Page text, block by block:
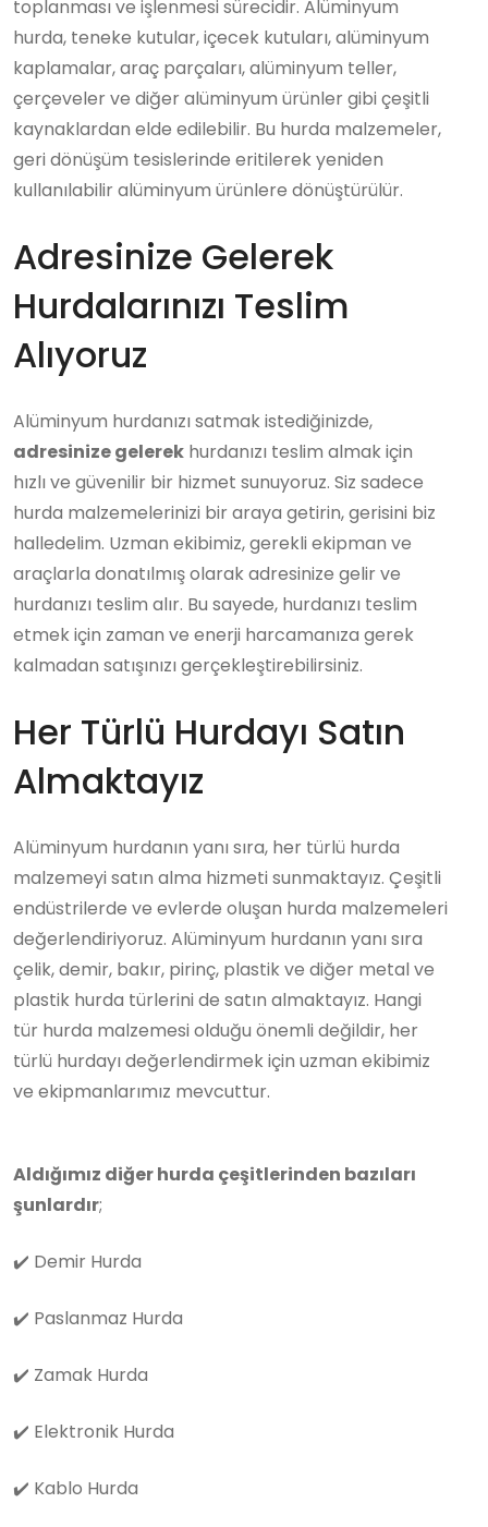
toplanması ve işlenmesi sürecidir. Alüminyum
hurda, teneke kutular, içecek kutuları, alüminyum
kaplamalar, araç parçaları, alüminyum teller,
çerçeveler ve diğer alüminyum ürünler gibi çeşitli
kaynaklardan elde edilebilir. Bu hurda malzemeler,
geri dönüşüm tesislerinde eritilerek yeniden
kullanılabilir alüminyum ürünlere dönüştürülür.
Adresinize Gelerek
Hurdalarınızı Teslim
Alıyoruz
Alüminyum hurdanızı satmak istediğinizde,
adresinize gelerek hurdanızı teslim almak için
hızlı ve güvenilir bir hizmet sunuyoruz. Siz sadece
hurda malzemelerinizi bir araya getirin, gerisini biz
halledelim. Uzman ekibimiz, gerekli ekipman ve
araçlarla donatılmış olarak adresinize gelir ve
hurdanızı teslim alır. Bu sayede, hurdanızı teslim
etmek için zaman ve enerji harcamanıza gerek
kalmadan satışınızı gerçekleştirebilirsiniz.
Her Türlü Hurdayı Satın
Almaktayız
Alüminyum hurdanın yanı sıra, her türlü hurda
malzemeyi satın alma hizmeti sunmaktayız. Çeşitli
endüstrilerde ve evlerde oluşan hurda malzemeleri
değerlendiriyoruz. Alüminyum hurdanın yanı sıra
çelik, demir, bakır, pirinç, plastik ve diğer metal ve
plastik hurda türlerini de satın almaktayız. Hangi
tür hurda malzemesi olduğu önemli değildir, her
türlü hurdayı değerlendirmek için uzman ekibimiz
ve ekipmanlarımız mevcuttur.
Aldığımız diğer hurda çeşitlerinden bazıları
şunlardır;
✔️ Demir Hurda
✔️ Paslanmaz Hurda
✔️ Zamak Hurda
✔️ Elektronik Hurda
✔️ Kablo Hurda